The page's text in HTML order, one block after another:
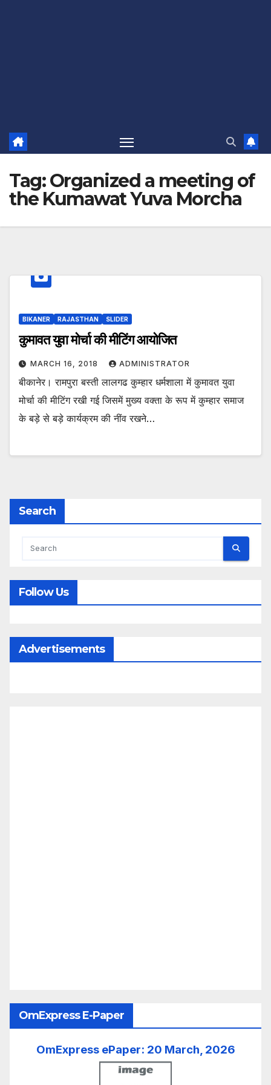
Tag:Organized a meeting of
the Kumawat Yuva Morcha
BIKANER RAJASTHAN SLIDER
कुमावत युवा मोर्चा की मीटिंग आयोजित
MARCH 16, 2018 ADMINISTRATOR
बीकानेर। रामपुरा बस्ती लालगढ कुम्हार धर्मशाला में कुमावत युवा
मोर्चा की मीटिंग रखी गई जिसमें मुख्य वक्ता के रूप में कुम्हार समाज
के बड़े से बड़े कार्यक्रम की नींव रखने…
Search
Follow Us
Advertisements
OmExpress E-Paper
OmExpress ePaper: 20 March, 2026